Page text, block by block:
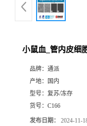
小鼠血_管内皮细
品牌： 通派
产地：
国内
型号： 复苏/冻存
货号： C166
发布日期： 2024-11-